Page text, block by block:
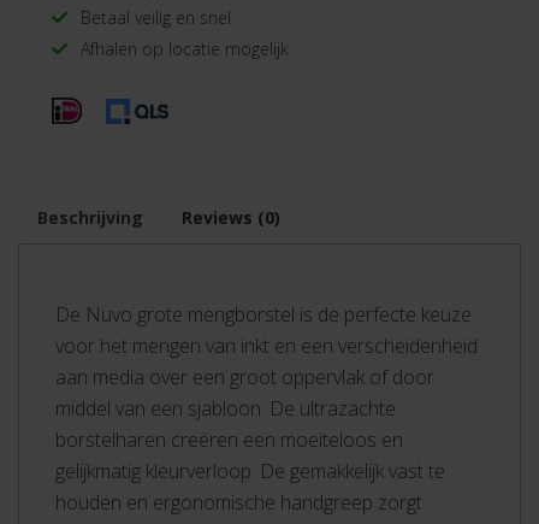
Betaal veilig en snel
Afhalen op locatie mogelijk
Beschrijving Reviews (0)
De Nuvo grote mengborstel is de perfecte keuze
voor het mengen van inkt en een verscheidenheid
aan media over een groot oppervlak of door
middel van een sjabloon. De ultrazachte
borstelharen creëren een moeiteloos en
gelijkmatig kleurverloop. De gemakkelijk vast te
houden en ergonomische handgreep zorgt